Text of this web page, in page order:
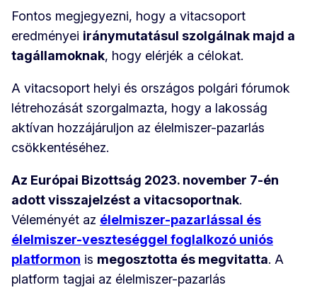
Fontos megjegyezni, hogy a vitacsoport
eredményei iránymutatásul szolgálnak majd a
tagállamoknak, hogy elérjék a célokat.
A vitacsoport helyi és országos polgári fórumok
létrehozását szorgalmazta, hogy a lakosság
aktívan hozzájáruljon az élelmiszer-pazarlás
csökkentéséhez.
Az Európai Bizottság 2023. november 7-én
adott visszajelzést a vitacsoportnak.
Véleményét az élelmiszer-pazarlással és
élelmiszer-veszteséggel foglalkozó uniós
platformon is megosztotta és megvitatta. A
platform tagjai az élelmiszer-pazarlás